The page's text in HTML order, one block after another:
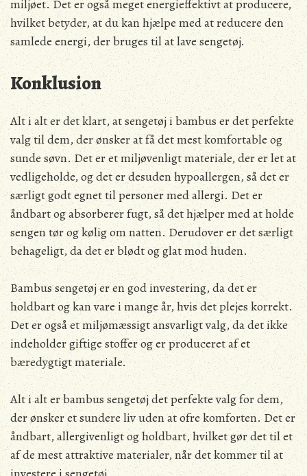
miljøet. Det er også meget energieffektivt at producere,
hvilket betyder, at du kan hjælpe med at reducere den
samlede energi, der bruges til at lave sengetøj.
Konklusion
Alt i alt er det klart, at sengetøj i bambus er det perfekte
valg til dem, der ønsker at få det mest komfortable og
sunde søvn. Det er et miljøvenligt materiale, der er let at
vedligeholde, og det er desuden hypoallergen, så det er
særligt godt egnet til personer med allergi. Det er
åndbart og absorberer fugt, så det hjælper med at holde
sengen tør og kølig om natten. Derudover er det særligt
behageligt, da det er blødt og glat mod huden.
Bambus sengetøj er en god investering, da det er
holdbart og kan vare i mange år, hvis det plejes korrekt.
Det er også et miljømæssigt ansvarligt valg, da det ikke
indeholder giftige stoffer og er produceret af et
bæredygtigt materiale.
Alt i alt er bambus sengetøj det perfekte valg for dem,
der ønsker et sundere liv uden at ofre komforten. Det er
åndbart, allergivenligt og holdbart, hvilket gør det til et
af de mest attraktive materialer, når det kommer til at